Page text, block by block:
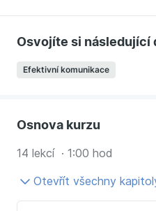
různých sociálních
Sociální hry v komunikaci
který se zaměřuje na
dovednosti uhájit v
aktivní, autentičtí a silní a
V kurzu se naučíte:
Osvojíte si následující
Efektivní komunikace
Osnova kurzu
14 lekcí · 1:00 hod
Otevřít všechny